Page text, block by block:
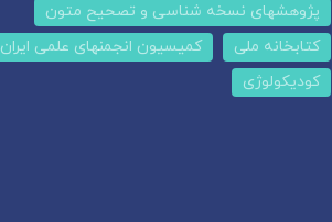
پژوهشهای نسخه شناسی و تصحیح متون
کتابخانه ملی
کمیسیون انجمنهای علمی ایران
کودیکولوژی